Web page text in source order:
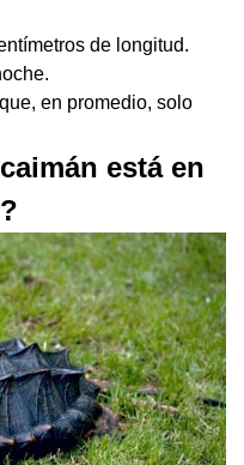
de longitud.
en promedio, solo
está en